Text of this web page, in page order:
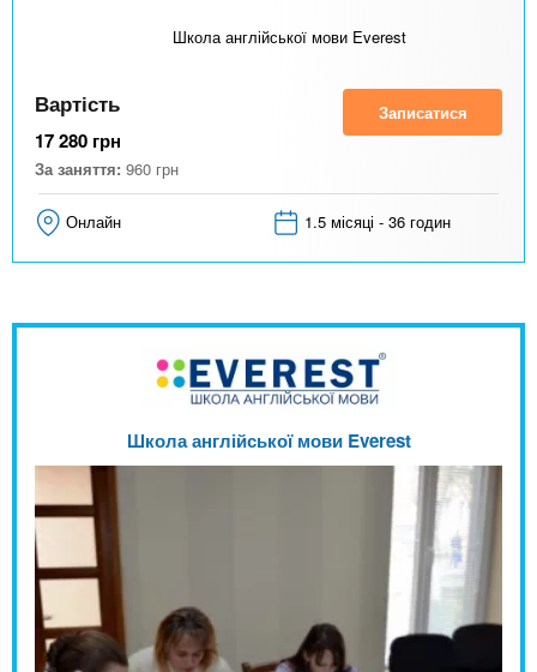
Школа англійської мови Everest
Вартість
17 280 грн
За заняття: 960 грн
Записатися
Онлайн 1.5 місяці - 36 годин
Школа англійської мови Everest